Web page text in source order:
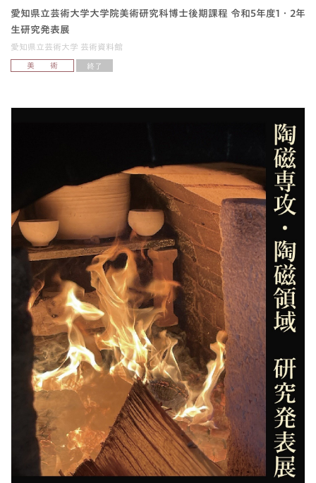
愛知県立芸術大学大学院美術研究科博士後期課程 令和5年度1・2年
生研究発表展
愛知県立芸術大学 芸術資料館
美 術 終了